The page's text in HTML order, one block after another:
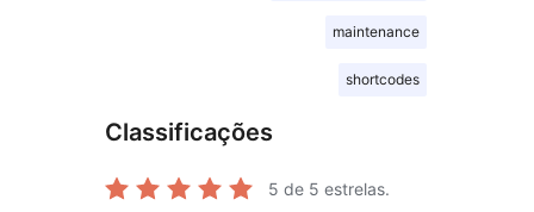
maintenance
shortcodes
Classificações
5 de 5 estrelas.